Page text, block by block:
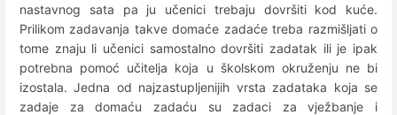
nastavnog sata pa ju učenici trebaju dovršiti kod kuće.
Prilikom zadavanja takve domaće zadaće treba razmišljati o
tome znaju li učenici samostalno dovršiti zadatak ili je ipak
potrebna pomoć učitelja koja u školskom okruženju ne bi
izostala. Jedna od najzastupljenijih vrsta zadataka koja se
zadaje za domaću zadaću su zadaci za vježbanje i